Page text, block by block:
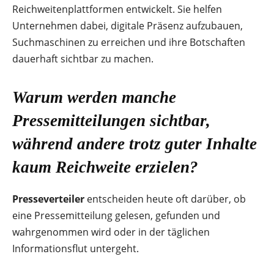
Reichweitenplattformen entwickelt. Sie helfen
Unternehmen dabei, digitale Präsenz aufzubauen,
Suchmaschinen zu erreichen und ihre Botschaften
dauerhaft sichtbar zu machen.
Warum werden manche
Pressemitteilungen sichtbar,
während andere trotz guter Inhalte
kaum Reichweite erzielen?
Presseverteiler entscheiden heute oft darüber, ob
eine Pressemitteilung gelesen, gefunden und
wahrgenommen wird oder in der täglichen
Informationsflut untergeht.